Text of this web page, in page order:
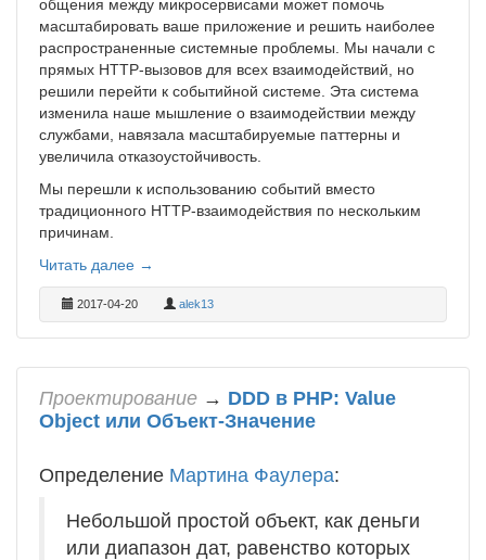
общения между микросервисами может помочь
масштабировать ваше приложение и решить наиболее
распространенные системные проблемы. Мы начали с
прямых HTTP-вызовов для всех взаимодействий, но
решили перейти к событийной системе. Эта система
изменила наше мышление о взаимодействии между
службами, навязала масштабируемые паттерны и
увеличила отказоустойчивость.
Мы перешли к использованию событий вместо
традиционного HTTP-взаимодействия по нескольким
причинам.
Читать далее →
2017-04-20 alek13
Проектирование → DDD в PHP: Value
Object или Объект-Значение
Определение Мартина Фаулера:
Небольшой простой объект, как деньги
или диапазон дат, равенство которых